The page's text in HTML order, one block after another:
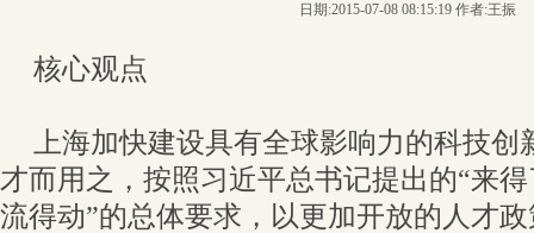
日期:2015-07-08 08:15:19 作者:王振
核心观点
上海加快建设具有全球影响力的科技
才而用之，按照习近平总书记提出的“来
流得动”的总体要求，以更加开放的人才